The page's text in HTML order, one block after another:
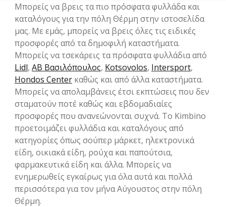
Μπορείς να βρεις τα πιο πρόσφατα φυλλάδα και
καταλόγους για την πόλη Θέρμη στην ιστοσελίδα
μας. Με εμάς, μπορείς να βρεις όλες τις ειδικές
προσφορές από τα δημοφιλή καταστήματα.
Μπορείς να τσεκάρεις τα πρόσφατα φυλλάδια από
Lidl, ΑΒ Βασιλόπουλος, Kotsovolos, Intersport,
Hondos Center καθώς και από άλλα καταστήματα.
Μπορείς να απολαμβάνεις έτσι εκπτώσεις που δεν
σταματούν ποτέ καθώς και εβδομαδιαίες
προσφορές που ανανεώνονται συχνά. Το Kimbino
προετοιμάζει φυλλάδια και καταλόγους από
κατηγορίες όπως σούπερ μάρκετ, ηλεκτρονικά
είδη, οικιακά είδη, ρούχα και παπούτσια,
φαρμακευτικά είδη και άλλα. Μπορείς να
ενημερωθείς εγκαίρως για όλα αυτά και πολλά
περισσότερα για τον μήνα Αύγουστος στην πόλη
Θέρμη.